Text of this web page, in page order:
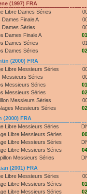
(1997) FRA
Libre Dames Séries
Dames Finale A
Dames Séries
Dames Finale A
Dames Séries
Dames Séries
(2000) FRA
Libre Messieurs Séries
Messieurs Séries
Messieurs Séries
Messieurs Séries
Messieurs Séries
Messieurs Séries
(2000) FRA
Libre Messieurs Séries
Libre Messieurs Séries
Libre Messieurs Séries
Libre Messieurs Séries
Messieurs Séries
(2001) FRA
Libre Messieurs Séries
Libre Messieurs Séries
Libre Messieurs Séries